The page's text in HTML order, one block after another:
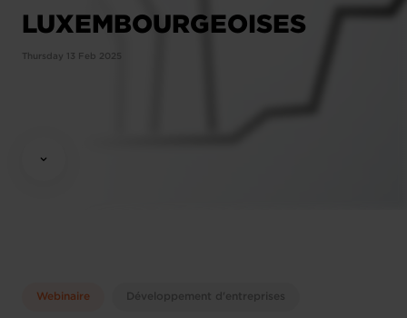
LUXEMBOURGEOISES
Thursday 13 Feb 2025
Webinaire Développement d'entreprises